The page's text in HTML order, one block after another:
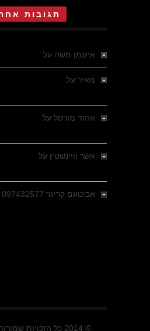
תגובות
איזנמן משה על
מאיר על
אהוד מורסל על
אשר וויינשטין על
אבינועם קריגר 097432577
© 2014 כל הזכויות שמורות.